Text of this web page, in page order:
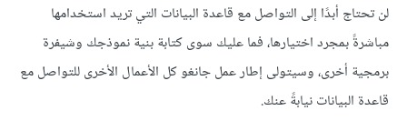
لن تحتاج أبدًا إلى التواصل مع قاعدة البيانات التي تريد استخدامها
مباشرةً بمجرد اختيارها، فما عليك سوى كتابة بنية نموذجك وشيفرة
برمجية أخرى، وسيتولى إطار عمل جانغو كل الأعمال الأخرى للتواصل مع
قاعدة البيانات نيابةً عنك.